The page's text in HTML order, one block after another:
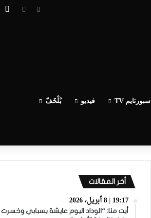
سبورتايم TV فيديو بْلْخَفّ
أخر المقالات
19:17 | 8 أبريل، 2026